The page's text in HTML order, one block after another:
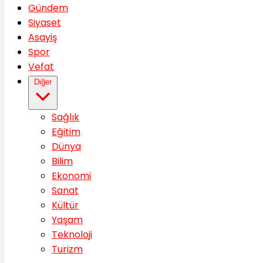
Gündem
Siyaset
Asayiş
Spor
Vefat
Diğer
Sağlık
Eğitim
Dünya
Bilim
Ekonomi
Sanat
Kültür
Yaşam
Teknoloji
Turizm